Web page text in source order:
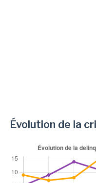
Évolution de la